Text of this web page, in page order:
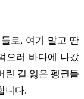
로, 여기 말고 딴
으러 바다에 나갔
린 길 잃은 펭귄들
니다.